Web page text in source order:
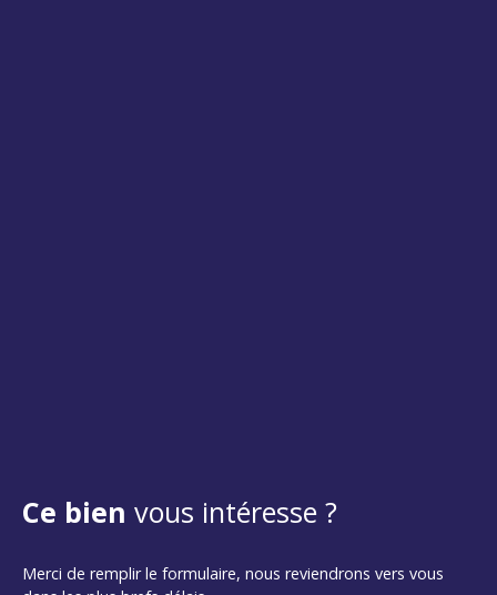
Ce bien vous intéresse ?
Merci de remplir le formulaire, nous reviendrons vers vous